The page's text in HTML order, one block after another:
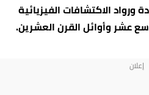
ورواد الاكتشافات الفيزيائية
عشر وأوائل القرن العشرين.